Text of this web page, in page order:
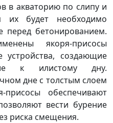
в акваторию по слипу и
их будет необходимо
перед бетонированием.
якоря-присосы
создающие
к илистому дну.
дне с толстым слоем
обеспечивают
вести бурение
риска смещения.